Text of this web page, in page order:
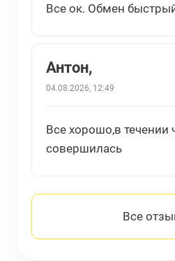
Все ок. Обмен
Антон,
04.08.2026, 12:49
Все хорошо,в течении
совершилась
Все